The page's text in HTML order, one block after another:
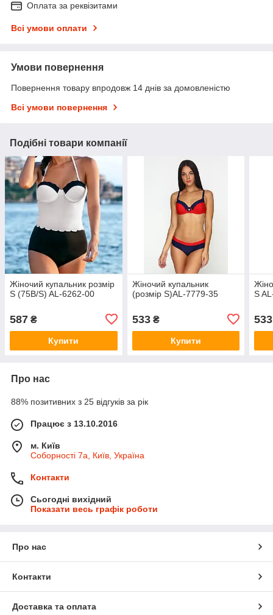
Оплата за реквізитами
Всі умови оплати
Умови повернення
Повернення товару впродовж 14 днів за домовленістю
Всі умови повернення
Подібні товари компанії
Жіночий купальник розмір
S (75B/S) AL-6262-00
587 ₴
Купити
Жіночий купальник
(розмір S)AL-7779-35
533₴
Купити
S
533
Про нас
88% позитивних з 25 відгуків за рік
Працює з 13.10.2016
м. Київ
Соборності 7а, Київ, Україна
Контакти
Сьогодні вихідний
Показати весь графік роботи
Про нас
Контакти
Доставка та оплата